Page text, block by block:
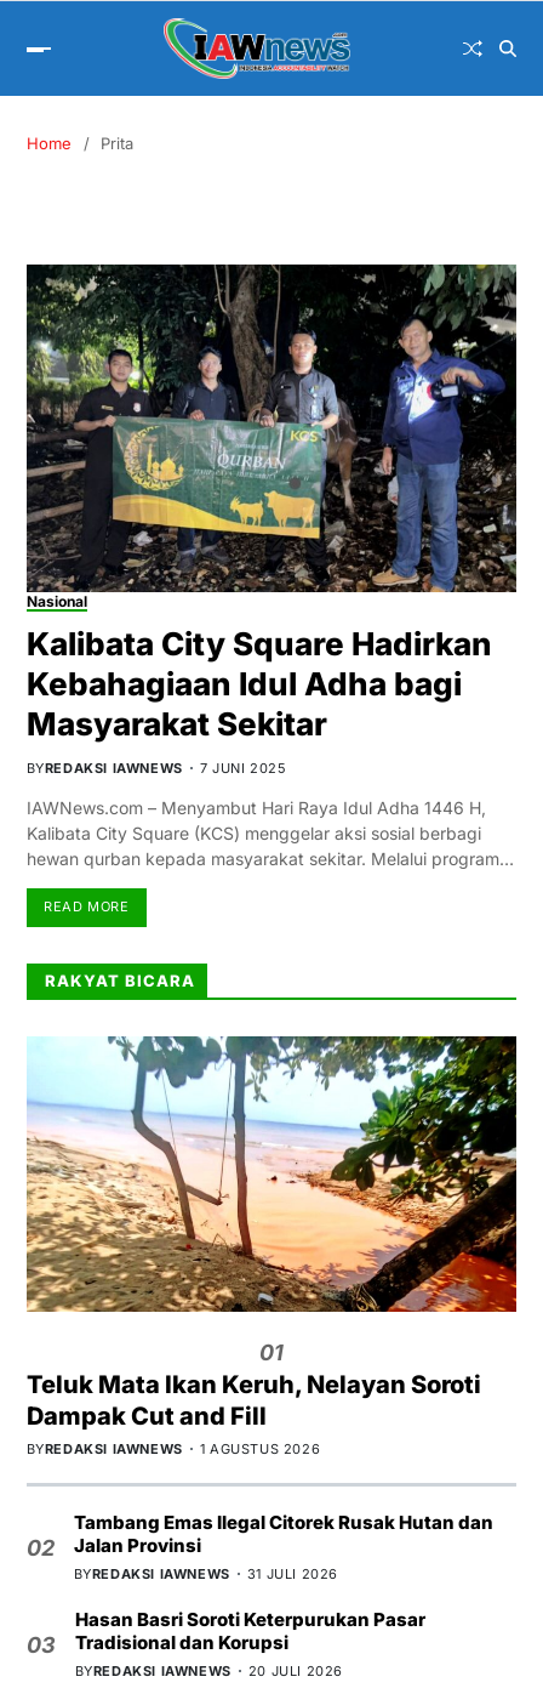
Home Prita
Nasional
Kalibata City Square Hadirkan
Kebahagiaan Idul Adha bagi
Masyarakat Sekitar
BYREDAKSI IAWNEWS 7 JUNI 2025
IAWNews.com – Menyambut Hari Raya Idul Adha 1446 H,
Kalibata City Square (KCS) menggelar aksi sosial berbagi
hewan qurban kepada masyarakat sekitar. Melalui program…
READ MORE
RAKYAT BICARA
01
Teluk Mata Ikan Keruh, Nelayan Soroti
Dampak Cut and Fill
BYREDAKSI IAWNEWS 1 AGUSTUS 2026
02
Tambang Emas Ilegal Citorek Rusak Hutan dan
Jalan Provinsi
BYREDAKSI IAWNEWS 31 JULI 2026
03
Hasan Basri Soroti Keterpurukan Pasar
Tradisional dan Korupsi
BYREDAKSI IAWNEWS 20 JULI 2026